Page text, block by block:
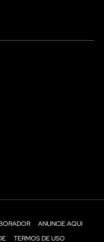
ANUNCIE AQUI
TERMOS DE USO